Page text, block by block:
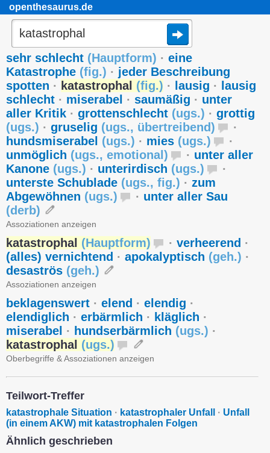
openthesaurus.de
sehr schlecht (Hauptform) · eine
Katastrophe (fig.) · jeder Beschreibung
spotten · katastrophal (fig.) · lausig ·
lausig
schlecht · miserabel · saumäßig · unter
aller Kritik · grottenschlecht (ugs.) · grottig
(ugs.) · gruselig (ugs., übertreibend)
·
hundsmiserabel (ugs.) · mies (ugs.)
·
unmöglich (ugs., emotional ) · unter aller
Kanone (ugs.) · unterirdisch (ugs.)
·
unterste Schublade (ugs., fig.) · zum
Abgewöhnen (ugs.) · unter aller Sau
(derb)
Assoziationen anzeigen
katastrophal (Hauptform) · verheerend ·
(alles) vernichtend · apokalyptisch (geh.) ·
desaströs (geh.)
Assoziationen anzeigen
beklagenswert · elend · elendig ·
elendiglich · erbärmlich · kläglich ·
miserabel · hundserbärmlich (ugs.) ·
katastrophal (ugs.)
Oberbegriffe & Assoziationen anzeigen
Teilwort-Treffer
katastrophale Situation · katastrophaler Unfall · Unfall
(in einem AKW) mit katastrophalen Folgen
Ähnlich geschrieben